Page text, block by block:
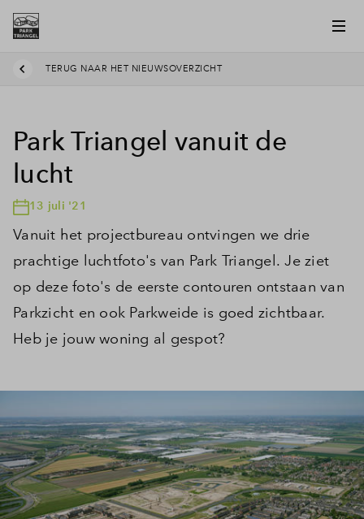
TERUG NAAR HET NIEUWSOVERZICHT
Park Triangel vanuit de
lucht
13 juli '21
Vanuit het projectbureau ontvingen we drie
prachtige luchtfoto's van Park Triangel. Je ziet
op deze foto's de eerste contouren ontstaan van
Parkzicht en ook Parkweide is goed zichtbaar.
Heb je jouw woning al gespot?